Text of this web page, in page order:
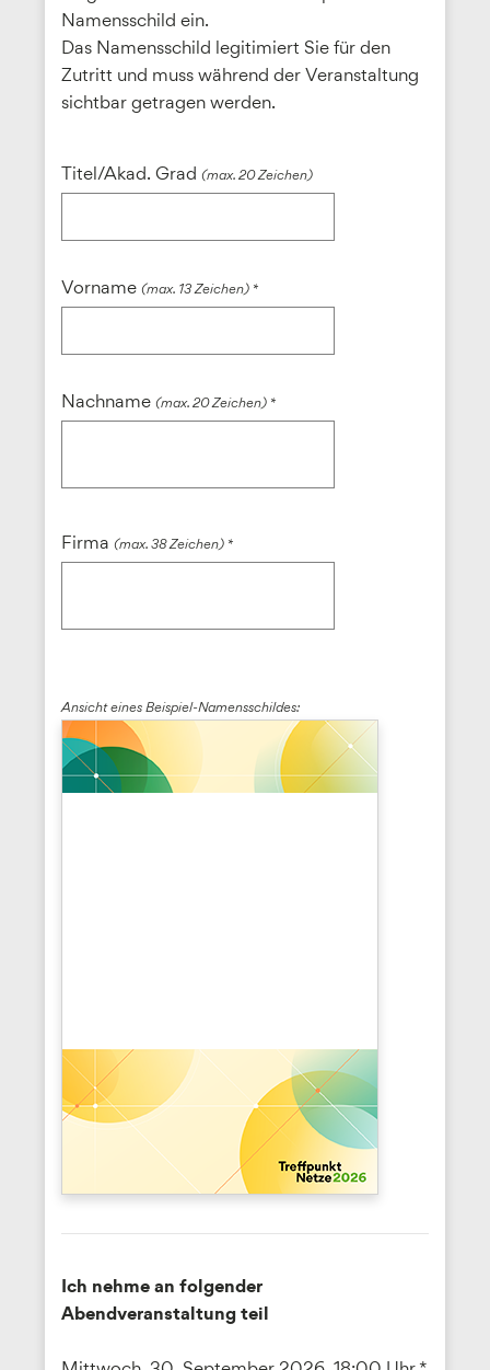
Namensschild ein.
Das Namensschild legitimiert Sie für den
Zutritt und muss während der Veranstaltung
sichtbar getragen werden.
Titel/Akad. Grad(max. 20 Zeichen)
Vorname(max. 13 Zeichen) *
Nachname(max. 20 Zeichen) *
Firma(max. 38 Zeichen) *
Ansicht eines Beispiel-Namensschildes:
Ich nehme an folgender
Abendveranstaltung teil